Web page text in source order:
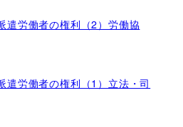
遣労働者の権利（2）労働協
遣労働者の権利（1）立法・司